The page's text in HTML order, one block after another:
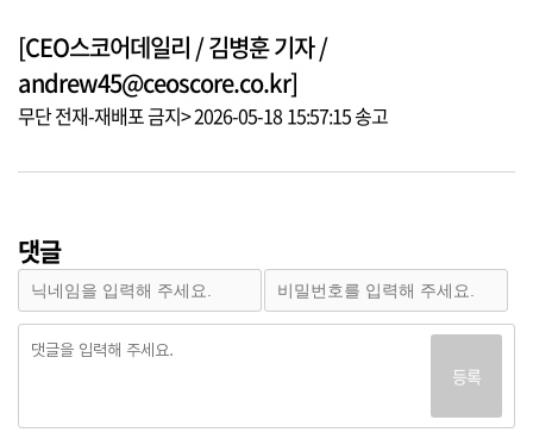
[CEO스코어데일리 / 김병훈 기자 /
andrew45@ceoscore.co.kr]
무단 전재-재배포 금지> 2026-05-18 15:57:15 송고
댓글
등록